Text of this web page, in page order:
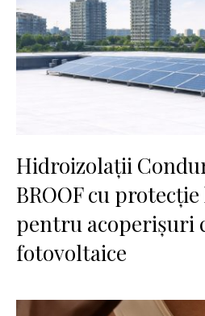
Hidroizolații
BROOF cu
pentru acoperișuri
fotovoltaice